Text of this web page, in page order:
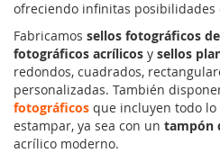
ofreciendo infinitas posibilidades
Fabricamos sellos fotográficos
fotográficos acrílicos y sellos
redondos, cuadrados,
personalizadas. También
fotográficos que incluyen todo lo
estampar, ya sea con un tampón
acrílico moderno.